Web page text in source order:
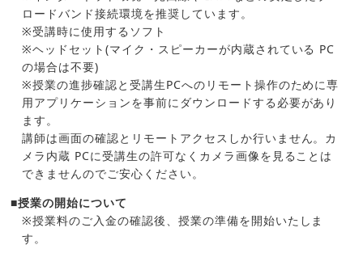
ロードバンド接続環境を推奨しています。
※受講時に使用するソフト
※ヘッドセット(マイク・スピーカーが内蔵されている PC
の場合は不要)
※授業の進捗確認と受講生PCへのリモート操作のために専
用アプリケーションを事前にダウンロードする必要があり
ます。
講師は画面の確認とリモートアクセスしか行いません。カ
メラ内蔵 PCに受講生の許可なくカメラ画像を見ることは
できませんのでご安心ください。
■授業の開始について
※授業料のご入金の確認後、授業の準備を開始いたしま
す。